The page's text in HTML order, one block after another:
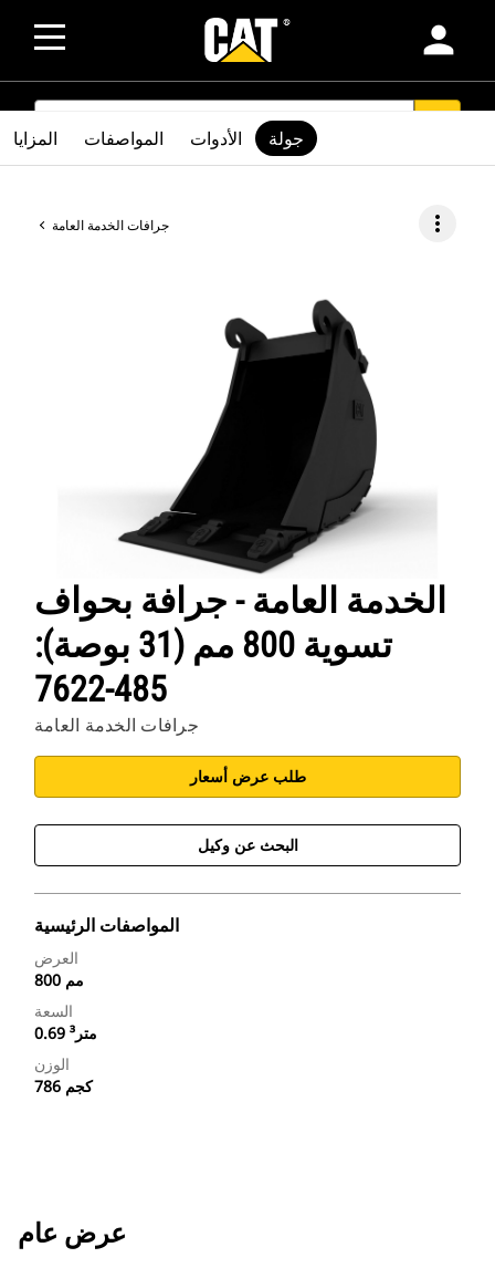
person
SEARCH
جرافات الخدمة العامة more_vert
الخدمة العامة - جرافة بحواف
تسوية 800 مم (31 بوصة):
485-7622
جرافات الخدمة العامة
طلب عرض أسعار
البحث عن وكيل
المواصفات الرئيسية
العرض
800 مم
السعة
0.69 متر³
الوزن
786 كجم
المزايا المواصفات الأدوات جولة
عرض عام